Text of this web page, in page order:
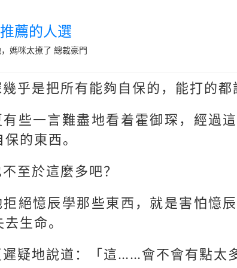
薦的人選
媽咪太撩了 總裁豪門
乎是把所有能夠自保的，能打的都
有些一言難盡地看着霍御琛，經過
的東西。
至於這麼多吧？
拒絕憶辰學那些東西，就是害怕憶
生命。
疑地說道：「這……會不會有點太